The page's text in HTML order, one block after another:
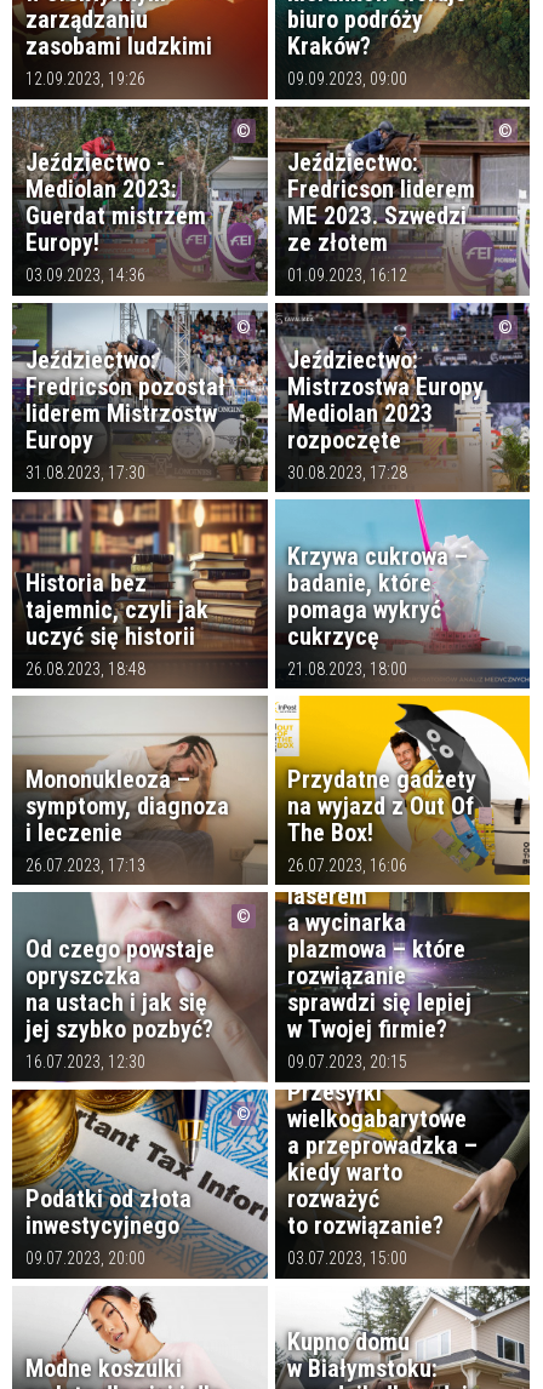
zarządzaniu
zasobami ludzkimi
12.09.2023, 19:26
biuro podróży
Kraków?
09.09.2023, 09:00
Jeździectwo -
Mediolan 2023:
Guerdat mistrzem
Europy!
03.09.2023, 14:36
Jeździectwo:
Fredricson liderem
ME 2023. Szwedzi
ze złotem
01.09.2023, 16:12
Jeździectwo:
Fredricson pozostał
liderem Mistrzostw
Europy
31.08.2023, 17:30
Jeździectwo:
Mistrzostwa Europy
Mediolan 2023
rozpoczęte
30.08.2023, 17:28
Historia bez
tajemnic, czyli jak
uczyć się historii
26.08.2023, 18:48
Krzywa cukrowa –
badanie, które
pomaga wykryć
cukrzycę
21.08.2023, 18:00
Mononukleoza –
symptomy, diagnoza
i leczenie
26.07.2023, 17:13
Przydatne gadżety
na wyjazd z Out Of
The Box!
26.07.2023, 16:06
Od czego powstaje
opryszczka
na ustach i jak się
jej szybko pozbyć?
16.07.2023, 12:30
Maszyna do cięcia
laserem
a wycinarka
plazmowa – które
rozwiązanie
sprawdzi się lepiej
w Twojej firmie?
09.07.2023, 20:15
Podatki od złota
inwestycyjnego
09.07.2023, 20:00
Przesyłki
wielkogabarytowe
a przeprowadzka –
kiedy warto
rozważyć
to rozwiązanie?
03.07.2023, 15:00
Modne koszulki
Kupno domu
w Białymstoku: